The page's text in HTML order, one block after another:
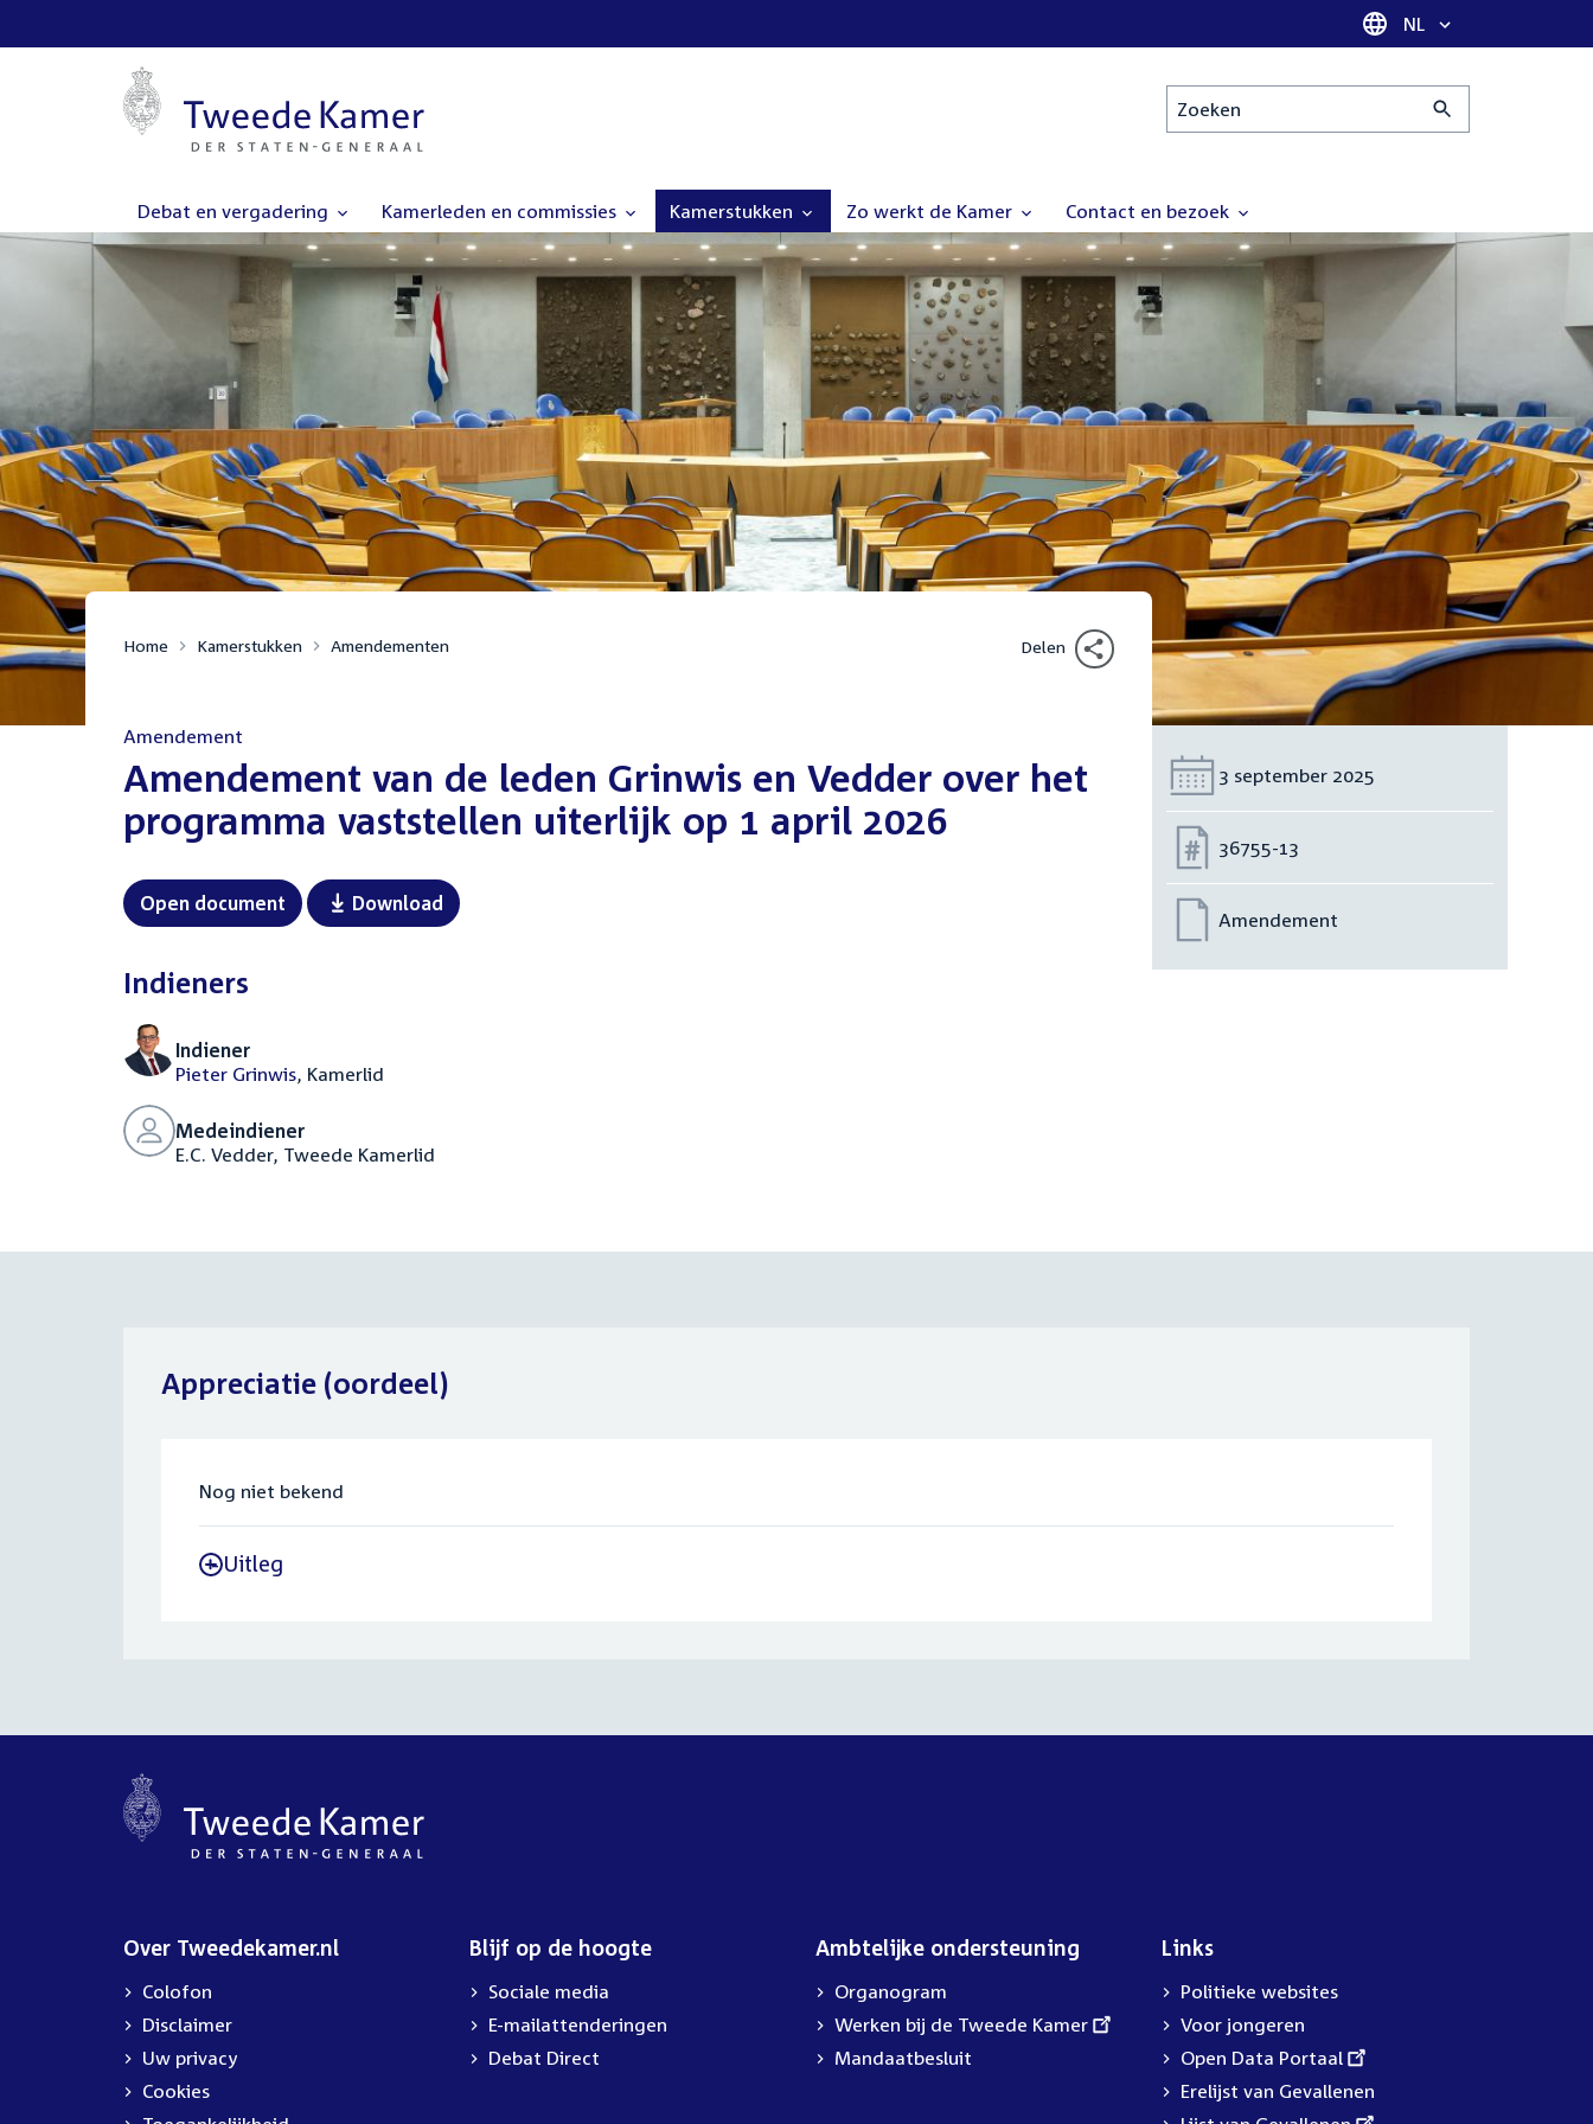
Taal selectie
NL
Zoeken
Debat en vergadering Kamerleden en commissies Kamerstukken Zo werkt de Kamer Contact en bezoek
Home Kamerstukken Amendementen Delen
Amendement
Amendement van de leden Grinwis en Vedder over het
programma vaststellen uiterlijk op 1 april 2026
Open document Download
Indieners
Indiener
Pieter Grinwis, Kamerlid
Medeindiener
E.C. Vedder, Tweede Kamerlid
Datum:
3 september 2025
Nummer:
36755-13
Amendement
Appreciatie (oordeel)
Nog niet bekend
- Uitleg
Over Tweedekamer.nl
Colofon
Disclaimer
Uw privacy
Cookies
Blijf op de hoogte
Sociale media
E-mailattenderingen
Debat Direct
Ambtelijke ondersteuning
Organogram
External
link:
Werken bij de Tweede Kamer
Mandaatbesluit
Links
Politieke websites
Voor jongeren
External
link:
Open Data Portaal
Erelijst van Gevallenen